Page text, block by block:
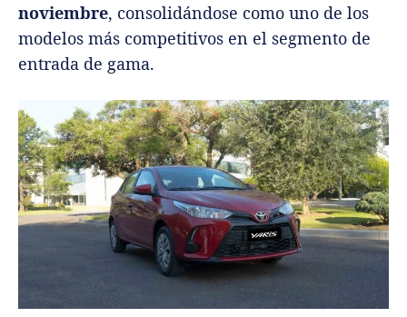
noviembre, consolidándose como uno de los
modelos más competitivos en el segmento de
entrada de gama.